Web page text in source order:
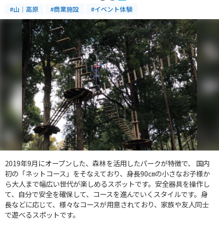
#山｜高原 #商業施設 #イベント体験
2019年9月にオープンした、森林を活用したパークが特徴で、 国内
初の「ネットコース」をそなえており、身長90㎝の小さなお子様か
ら大人まで幅広い世代が楽しめるスポットです。安全器具を操作し
て、自分で安全を確保して、コースを進んでいくスタイルです。身
長などに応じて、様々なコースが用意されており、家族や友人同士
で遊べるスポットです。